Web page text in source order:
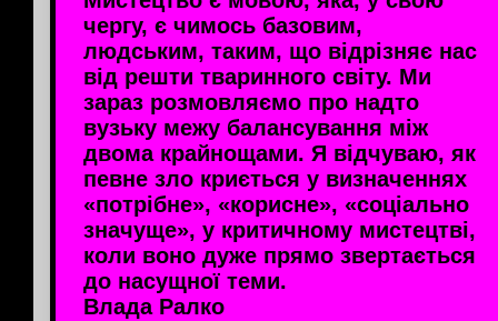
чергу, є чимось базовим,
людським, таким, що відрізняє нас
від решти тваринного світу. Ми
зараз розмовляємо про надто
вузьку межу балансування між
двома крайнощами. Я відчуваю, як
певне зло криється у визначеннях
«потрібне», «корисне», «соціально
значуще», у критичному мистецтві,
коли воно дуже прямо звертається
до насущної теми.
Влада Ралко